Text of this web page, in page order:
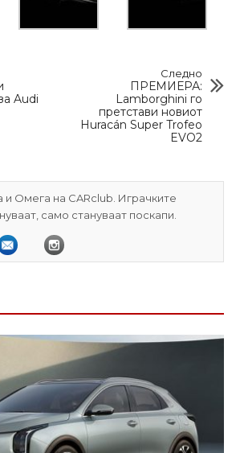
Audi
Следно
ПРЕМИЕРА:
Lamborghini го
претстави новиот
Huracán Super Trofeo
EVO2
и Омега на CARclub. Играчките
само стануваат поскапи.